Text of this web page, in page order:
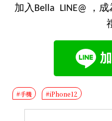
加入Bella LINE@ ，
#手機 #iPhone12